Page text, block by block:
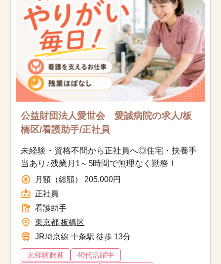
公益財団法人愛世会 愛誠病院の求人/板
橋区/看護助手/正社員
未経験・資格不問から正社員へ◎住宅・扶養手
当あり♪残業月1～5時間で無理なく勤務！
月額（総額） 205,000円
正社員
看護助手
東京都 板橋区
JR埼京線 十条駅 徒歩 13分
未経験歓迎
40代活躍中